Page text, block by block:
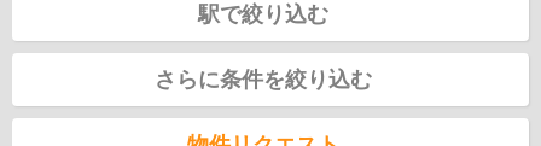
駅で絞り込む
さらに条件を絞り込む